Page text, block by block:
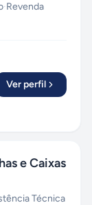
·Revenda
Ver perfil
e Caixas
Técnica